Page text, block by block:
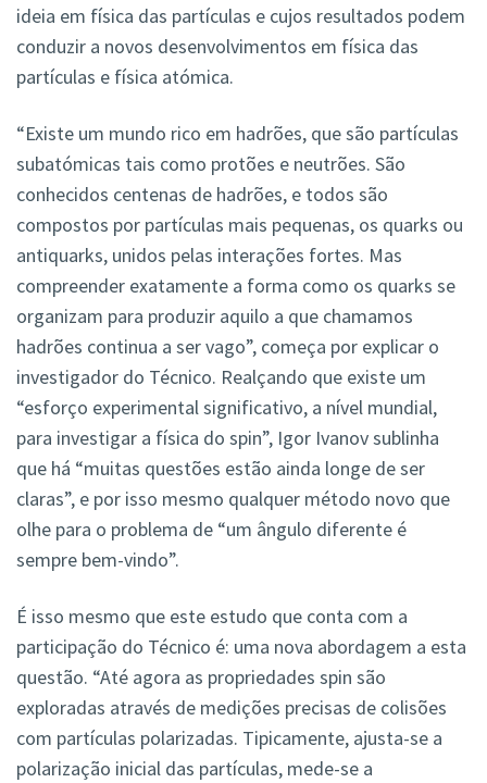
ideia em física das partículas e cujos resultados podem
conduzir a novos desenvolvimentos em física das
partículas e física atómica.
“Existe um mundo rico em hadrões, que são partículas
subatómicas tais como protões e neutrões. São
conhecidos centenas de hadrões, e todos são
compostos por partículas mais pequenas, os quarks ou
antiquarks, unidos pelas interações fortes. Mas
compreender exatamente a forma como os quarks se
organizam para produzir aquilo a que chamamos
hadrões continua a ser vago”, começa por explicar o
investigador do Técnico. Realçando que existe um
“esforço experimental significativo, a nível mundial,
para investigar a física do spin”, Igor Ivanov sublinha
que há “muitas questões estão ainda longe de ser
claras”, e por isso mesmo qualquer método novo que
olhe para o problema de “um ângulo diferente é
sempre bem-vindo”.
É isso mesmo que este estudo que conta com a
participação do Técnico é: uma nova abordagem a esta
questão. “Até agora as propriedades spin são
exploradas através de medições precisas de colisões
com partículas polarizadas. Tipicamente, ajusta-se a
polarização inicial das partículas, mede-se a